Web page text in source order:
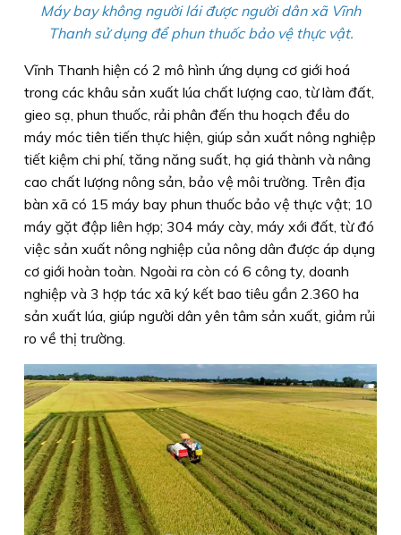
Máy bay không người lái được người dân xã Vĩnh
Thanh sử dụng để phun thuốc bảo vệ thực vật.
Vĩnh Thanh hiện có 2 mô hình ứng dụng cơ giới hoá
trong các khâu sản xuất lúa chất lượng cao, từ làm đất,
gieo sạ, phun thuốc, rải phân đến thu hoạch đều do
máy móc tiên tiến thực hiện, giúp sản xuất nông nghiệp
tiết kiệm chi phí, tăng năng suất, hạ giá thành và nâng
cao chất lượng nông sản, bảo vệ môi trường. Trên địa
bàn xã có 15 máy bay phun thuốc bảo vệ thực vật; 10
máy gặt đập liên hợp; 304 máy cày, máy xới đất, từ đó
việc sản xuất nông nghiệp của nông dân được áp dụng
cơ giới hoàn toàn. Ngoài ra còn có 6 công ty, doanh
nghiệp và 3 hợp tác xã ký kết bao tiêu gần 2.360 ha
sản xuất lúa, giúp người dân yên tâm sản xuất, giảm rủi
ro về thị trường.